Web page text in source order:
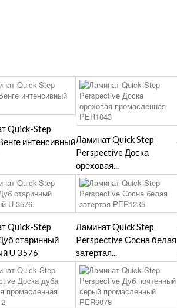
Quick-Step
интенсивныйЛаминат Quick Step
Perspective Доска
ореховая...
Quick-Step
старинный
U 3576
Ламинат Quick Step
Perspective Сосна белая
затертая...